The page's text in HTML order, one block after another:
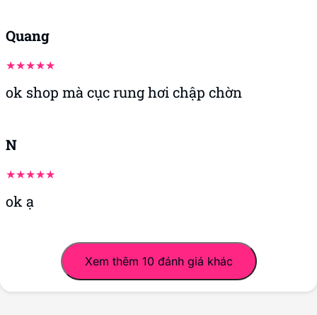
Oki shop tư vấn nhanh nhiệt tình
Dịch vụ 5 sao, Hỗ trợ quá ư nhiệt tình luôn
Hàng đúng mẫu uy tín nha shop